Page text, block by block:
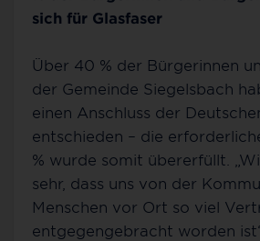
sich für Glasfaser
Über 40 % der Bürgerinnen
der Gemeinde Siegelsbach
einen Anschluss der
entschieden – die
% wurde somit übererfüllt.
sehr, dass uns von der
Menschen vor Ort so viel
entgegengebracht worden